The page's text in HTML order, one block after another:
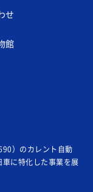
せ
館
）のカレント自動
に特化した事業を展